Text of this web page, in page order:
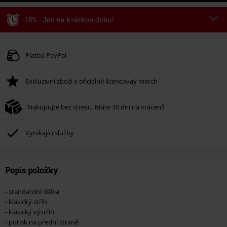
-15% - Jen na krátkou dobu!
Platné do 8/9/26
Po zadání kódu v košíku, se sleva uplatní automaticky.
Nelze kombinovat s jinými akciovými kódy. Sleva se nevztahuje na: knihy,
média, vstupenky, Rammstein, (Till) Lindemann, Böhse Onkelz, Broilers, Die
podpoříte nadaci.
Platba PayPal
Exkluzivní zboží a oficiálně licencovaý merch
Nakupujte bez stresu. Máte 30 dní na vrácení!
Vynikající služby
Popis položky
- standardní délka
- klasický střih
- klasický výstřih
- potisk na přední straně